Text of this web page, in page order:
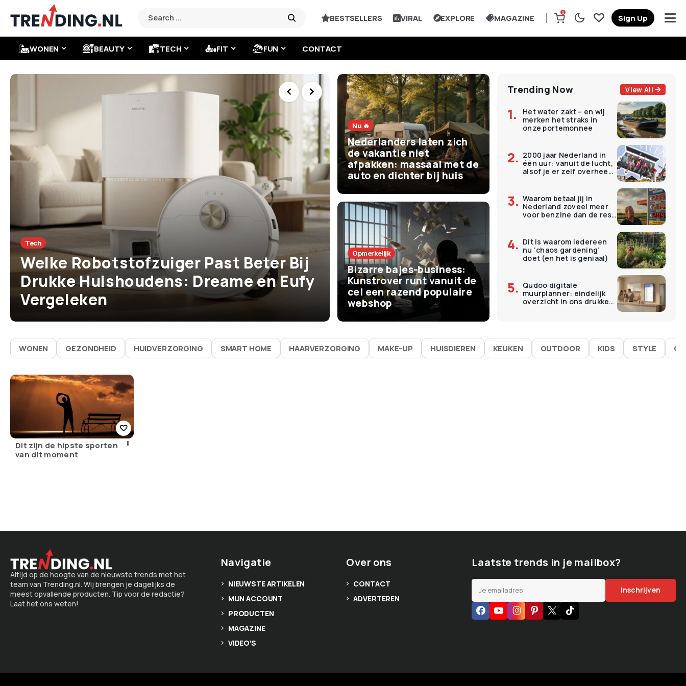
BESTSELLERS VIRAL EXPLORE MAGAZINE
0
Sign Up
WONEN BEAUTY TECH FIT FUN CONTACT
Tech
Welke Robotstofzuiger Past Beter Bij
Drukke Huishoudens: Dreame en Eufy
Vergeleken
Het Leven
De beste zomermomenten kosten
vaak bijna niks – en dat is precies
waarom ze zo goed werken
Nu 🔥
Nederlanders laten zich
de vakantie niet
afpakken: massaal met de
auto en dichter bij huis
Opmerkelijk
Bizarre bajes-business:
Kunstrover runt vanuit de
cel een razend populaire
webshop
Trending Now View All
Het water zakt – en wij
merken het straks in
onze portemonnee
2000 jaar Nederland in
één uur: vanuit de lucht,
alsof je er zelf overheen
Waarom betaal jij in
Nederland zoveel meer
voor benzine dan de rest
Dit is waarom iedereen
nu ‘chaos gardening’
doet (en het is geniaal)
Qudoo digitale
muurplanner: eindelijk
overzicht in ons drukke
WONEN GEZONDHEID HUIDVERZORGING SMART HOME HAARVERZORGING MAKE-UP HUISDIEREN KEUKEN OUTDOOR KIDS STYLE
Dit zijn de hipste sporten
van dit moment
Altijd op de hoogte van de nieuwste trends met het
team van Trending.nl. Wij brengen je dagelijks de
meest opvallende producten. Tip voor de redactie?
Laat het ons weten!
Navigatie
NIEUWSTE ARTIKELEN
MIJN ACCOUNT
PRODUCTEN
MAGAZINE
VIDEO’S
Over ons
CONTACT
ADVERTEREN
Laatste trends in je mailbox?